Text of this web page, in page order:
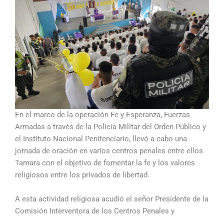
En el marco de la operación Fe y Esperanza, Fuerzas
Armadas a través de la Policía Militar del Orden Público y
el Instituto Nacional Penitenciario, llevó a cabo una
jornada de oración en varios centros penales entre ellos
Tamara con el objetivo de fomentar la fe y los valores
religiosos entre los privados de libertad.
A esta actividad religiosa acudió el señor Presidente de la
Comisión Interventora de los Centros Penales y